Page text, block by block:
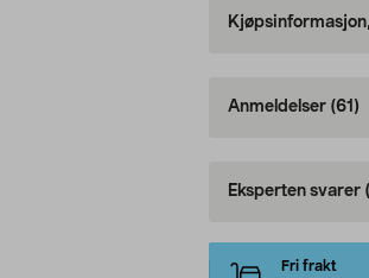
Anmeldelser (61)
Eksperten svarer
Fri frakt